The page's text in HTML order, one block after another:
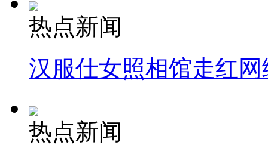
热点新闻
汉服仕女照相馆走红网
热点新闻